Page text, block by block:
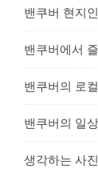
밴쿠버 현지
밴쿠버에서
밴쿠버의 로
밴쿠버의 일상
생각하는 사진